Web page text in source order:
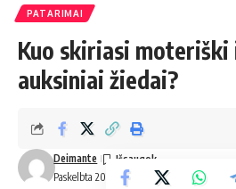
PATARIMAI
Kuo skiriasi
auksiniai žiedai?
Paskelbta 2025-09-30 16:30
Deimante